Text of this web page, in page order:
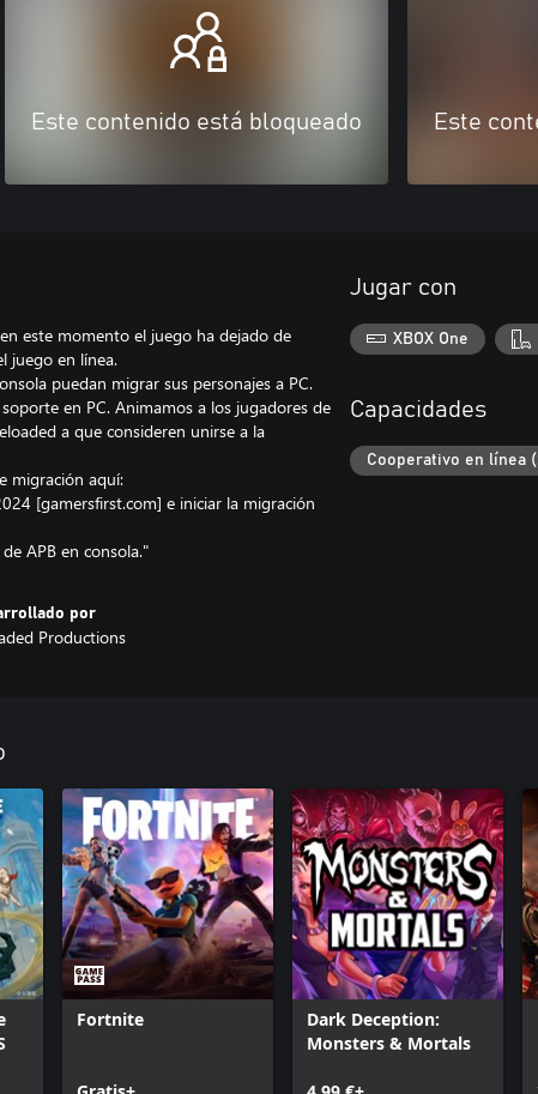
Este contenido está bloqueado Este
este momento el juego ha dejado de
juego en línea.
puedan migrar sus personajes a PC.
en PC. Animamos a los jugadores de
a que consideren unirse a la
migración aquí:
[gamersfirst.com] e iniciar la migración
por
Productions
Jugar con
XBOX One
Capacidades
Cooperativo en línea
Fortnite
Dark Deception:
Monsters & Mortals